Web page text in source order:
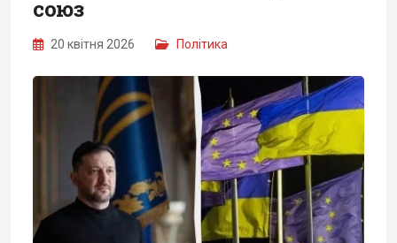
союз
20 квітня 2026 Політика